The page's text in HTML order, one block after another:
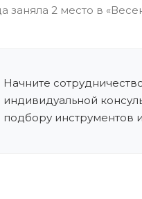
заняла 2 место в
Начните
индивидуальной
подбору инструментов и